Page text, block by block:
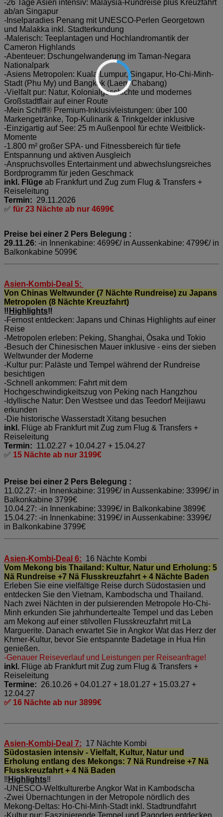
-26 Tage Asien intensiv: Malaysia-Rundreise plus Kreuzfahrt
ab/an Singapur
-Inselparadies Penang mit UNESCO-Perlen Georgetown
und Malakka inkl. Stadterkundung
-Malerisch: Teeplantagen und Hochlandromantik der
Cameron Highlands
-Abenteuer: Dschungelwanderung im Taman-Negara
Nationalpark
-Asiens Metropolen: Kuala Lumpur, Singapur, Ho-Chi-Minh-
Stadt (Phu My) und Bangkok (Laem Chabang)
-Vielfalt pur: Natur, Kolonialgeschichte und modernes
Großstadtflair auf einer Route
-Mein Schiff® Premium-Inklusivleistungen: über 100
Markengetränke, Top-Kulinarik & Trinkgelder inklusive
-Einzigartig auf See: 25 m Außenpool für echte Weitblick-
Momente
-1.800 m² großer SPA- und Fitnessbereich für tiefe
Entspannung und aktiven Ausgleich
-Anspruchsvolles Entertainment und abwechslungsreiches
Bordprogramm für jeden Geschmack
inkl. Flüge ab Frankfurt und Zug zum Flug & Transfers +
Reiseleitung
Termin: 29.11.2026
✅ für 23 Nächte ab nur 4699€
Preise bei einer 2 Pers Belegung :
29.11.26: -in Innenkabine: 4699€/ in Aussenkabine: 4799€/ in
Balkonkabine 5099€
Asien-Kombi-Deal 5:
Von Chinas Weltwunder (7 Nächte Rundreise) zu Japans
Metropolen (8 Nächte Kreuzfahrt)
‼️ Highlights‼️
-Fernost entdecken: Japans und Chinas Highlights auf einer
Reise
-Metropolen erleben: Peking, Shanghai, Ōsaka und Tokio
-Besuch der Chinesischen Mauer inklusive - eins der sieben
Weltwunder der Moderne
-Kultur pur: Paläste und Tempel während der Rundreise
besichtigen
-Schnell ankommen: Fahrt mit dem
Hochgeschwindigkeitszug von Peking nach Hangzhou
-Idyllische Natur: Den Westsee und das Teedorf Meijiawu
erkunden
-Die historische Wasserstadt Xitang besuchen
inkl. Flüge ab Frankfurt mit Zug zum Flug & Transfers +
Reiseleitung
Termin: 11.02.27 + 10.04.27 + 15.04.27
✅ 15 Nächte ab nur 3199€
Preise bei einer 2 Pers Belegung :
11.02.27: -in Innenkabine: 3199€/ in Aussenkabine: 3399€/ in
Balkonkabine 3799€
10.04.27: -in Innenkabine: 3399€/ in Balkonkabine 3899€
15.04.27: -in Innenkabine: 3199€/ in Aussenkabine: 3399€/
in Balkonkabine 3799€
Asien-Kombi-Deal 6: 16 Nächte Kombi
Vom Mekong bis Thailand: Kultur, Natur und Erholung: 5
Nä Rundreise +7 Nä Flusskreuzfahrt + 4 Nächte Baden
Erleben Sie eine vielfältige Reise durch Südostasien und
entdecken Sie den Vietnam, Kambodscha und Thailand.
Nach zwei Nächten in der pulsierenden Metropole Ho-Chi-
Minh erkunden Sie jahrhundertealte Tempel und das Leben
am Mekong auf einer stilvollen Flusskreuzfahrt mit La
Marguerite. Danach erwartet Sie in Angkor Wat das Herz der
Khmer-Kultur, bevor Sie entspannte Badetage in Hua Hin
genießen.
-Genauer Reiseverlauf und Leistungen per Reiseanfrage!
inkl. Flüge ab Frankfurt mit Zug zum Flug & Transfers +
Reiseleitung
Termine: 26.10.26 + 04.01.27 + 18.01.27 + 15.03.27 +
12.04.27
✅ 16 Nächte ab nur 3899€
Asien-Kombi-Deal 7: 17 Nächte Kombi
Südostasien intensiv - Vielfalt, Kultur, Natur und
Erholung entlang des Mekongs: 7 Nä Rundreise +7 Nä
Flusskreuzfahrt + 4 Nä Baden
‼️ Highlights‼️
-UNESCO-Weltkulturerbe Angkor Wat in Kambodscha
-Zwei Übernachtungen in der Metropole nördlich des
Mekong-Deltas: Ho-Chi-Minh-Stadt inkl. Stadtrundfahrt
-Kultur pur: Faszinierende Tempel und Pagoden entdecken